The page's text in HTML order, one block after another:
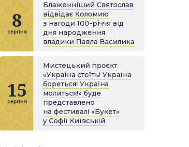
8
серпня
Блаженніший Святослав
відвідає Коломию
з нагоди 100-річчя від
дня народження
владики Павла Василика
15
серпня
Мистецький проєкт
«Україна стоїть! Україна
бореться! Україна
молиться!» буде
представлено
на фестивалі «Букет»
у Софії Київській